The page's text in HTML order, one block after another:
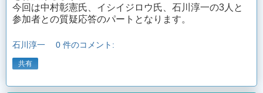
今回は中村彰憲氏、イシイジロウ氏、石川淳一の3人と
参加者との質疑応答のパートとなります。
石川淳一 0 件のコメント:
共有